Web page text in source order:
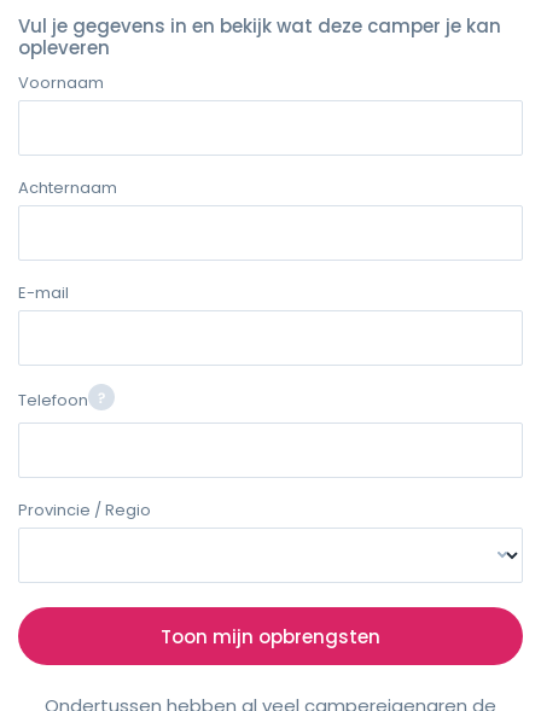
Vul je gegevens in en bekijk wat deze camper je kan
opleveren
Voornaam
Achternaam
E-mail
Telefoon
Provincie / Regio
Toon mijn opbrengsten
Ondertussen hebben al veel campereigenaren de